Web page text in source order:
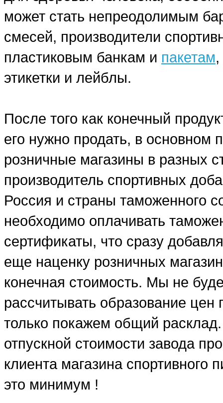
может стать непреодолимым
смесей, производители
пластиковым банкам и пакетам
этикетки и лейблы.
После того как конечный
его нужно продать, в основном
розничные магазины в разных
производитель спортивных
Россия и страны таможенного
необходимо оплачивать
сертификаты, что сразу
еще наценку розничных
конечная стоимость. Мы не
рассчитывать образование
только покажем общий
отпускной стоимости завода
клиента магазина спортивного
это минимум !